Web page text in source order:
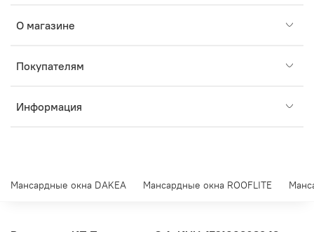
О магазине
Покупателям
Информация
Мансардные окна DAKEA Мансардные окна ROOFLITE